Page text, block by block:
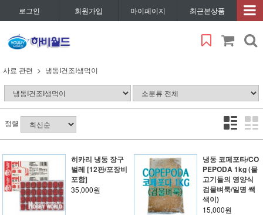
로그인 회원가입 마이페이지 최근본상품
사료 관련 냉동I건조I생먹이
정렬
히카리 냉동 장구
벌레 [12판/포장비
포함]
35,000원
냉동 코페포타/CO
PEPODA 1kg (물
고기들의 영양식
검물벼룩/일명 쌕
색이)
15,000원